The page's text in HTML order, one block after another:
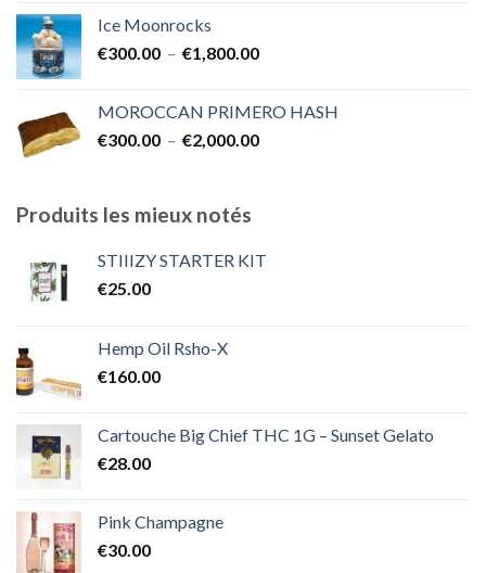
à
Ice Moonrocks
€300.00 – €1,800.00Plage
€300.00
à
MOROCCAN PRIMERO HASH
€300.00 – €2,000.00Plage
€2,000.00
Produits les mieux notés
STIIIZY STARTER KIT
€25.00
Hemp Oil Rsho-X
€160.00
Cartouche Big Chief THC 1G – Sunset Gelato
€28.00
Pink Champagne
€30.00